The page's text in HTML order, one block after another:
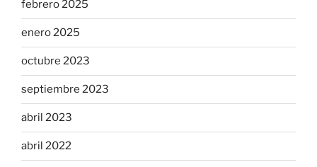
febrero 2025
enero 2025
octubre 2023
septiembre 2023
abril 2023
abril 2022